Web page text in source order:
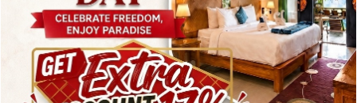
ritual ini memperlihatkan peran penting pura dalam
menjaga keseimbangan spiritual masyarakat sekitar.
Hal ini menunjukkan bahwa